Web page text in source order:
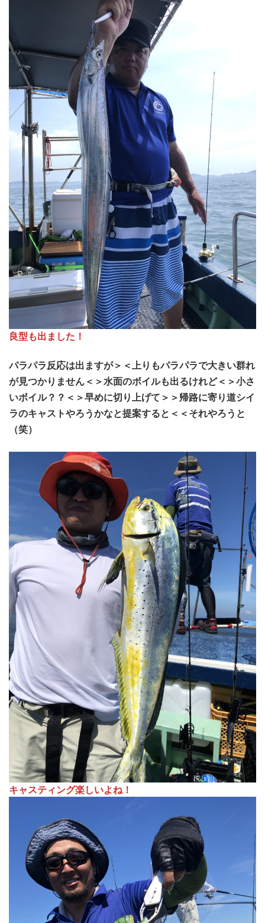
良型も出ました！
パラパラ反応は出ますが＞＜上りもパラパラで大きい群れ
が見つかりません＜＞水面のボイルも出るけれど＜＞小さ
いボイル？？＜＞早めに切り上げて＞＞帰路に寄り道シイ
ラのキャストやろうかなと提案すると＜＜それやろうと
（笑）
キャスティング楽しいよね！